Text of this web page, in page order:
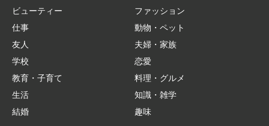
ビューティー
ファッション
仕事
動物・ペット
友人
夫婦・家族
学校
恋愛
教育・子育て
料理・グルメ
生活
知識・雑学
結婚
趣味